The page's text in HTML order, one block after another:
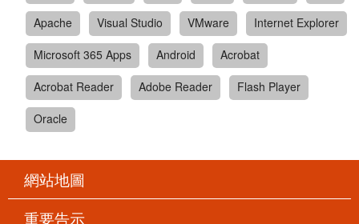
Apache
Visual Studio VMware
Internet Explorer
Microsoft 365 Apps
Android
Acrobat
Acrobat Reader
Adobe Reader
Flash Player
Oracle
網站地圖
重要告示